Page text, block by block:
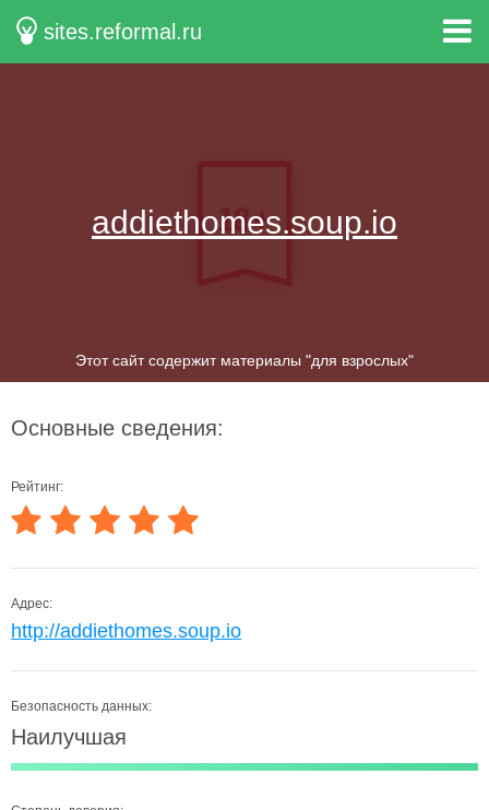
sites.reformal.ru
addiethomes.soup.io
Этот сайт содержит материалы "для взрослых"
Основные сведения:
Рейтинг:
Адрес:
http://addiethomes.soup.io
Безопасность данных:
Наилучшая